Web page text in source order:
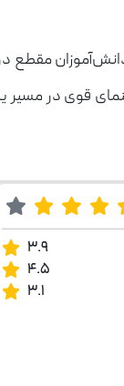
قوی در مسیر
3.9
4.5
3.1